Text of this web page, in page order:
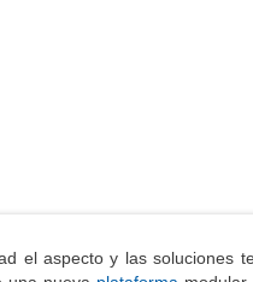
el aspecto y las soluciones